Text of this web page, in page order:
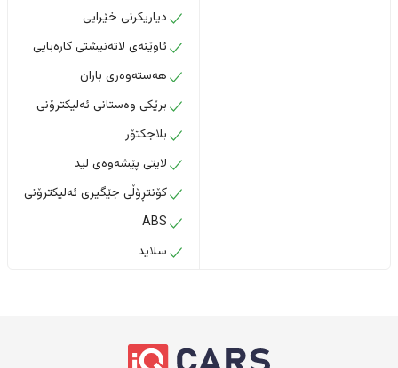
دیاریکرنی خێرایی
ئاوێنەی لاتەنیشتی کارەبایی
هەستەوەری باران
برێکی وەستانی ئەلیکترۆنی
بلاجکتۆر
لایتی پێشەوەی لید
کۆنتڕۆڵی جێگیری ئەلیکترۆنی
ABS
سلاید